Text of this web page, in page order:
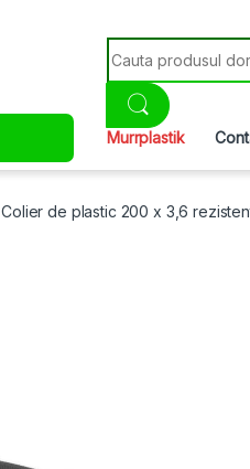
Search for:
Murrplastik
Colier de plastic 200 x 3,6